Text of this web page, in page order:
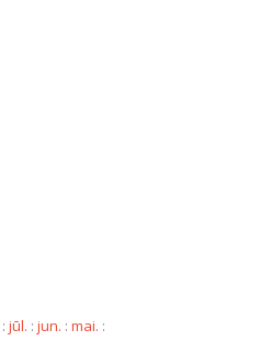
: jūl. : jun. : mai. :